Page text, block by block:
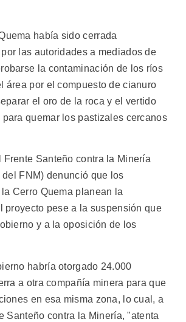
había sido cerrada
las autoridades a mediados de
la contaminación de los ríos
área por el compuesto de cianuro
el oro de la roca y el vertido
quemar los pastizales cercanos
Frente Santeño contra la Minería
FNM) denunció que los
Cerro Quema planean la
proyecto pese a la suspensión que
y a la oposición de los
habría otorgado 24.000
a otra compañía minera para que
en esa misma zona, lo cual, a
Santeño contra la Minería, "atenta